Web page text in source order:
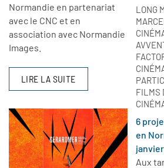
Normandie en partenariat
avec le CNC et en
association avec Normandie
Images.
LIRE LA SUITE
LONG
FILMS
6
en
Aux